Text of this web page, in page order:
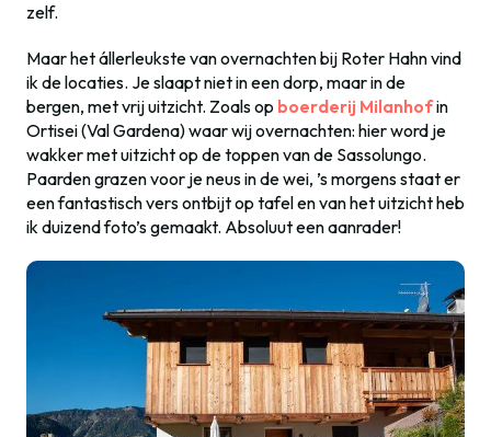
zelf.
Maar het állerleukste van overnachten bij Roter Hahn vind
ik de locaties. Je slaapt niet in een dorp, maar in de
bergen, met vrij uitzicht. Zoals op boerderij Milanhofin
Ortisei (Val Gardena) waar wij overnachten: hier word je
wakker met uitzicht op de toppen van de Sassolungo.
Paarden grazen voor je neus in de wei, ’s morgens staat er
een fantastisch vers ontbijt op tafel en van het uitzicht heb
ik duizend foto’s gemaakt. Absoluut een aanrader!